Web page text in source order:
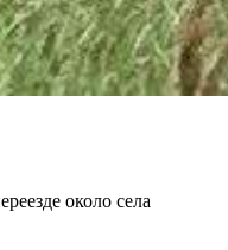
около села